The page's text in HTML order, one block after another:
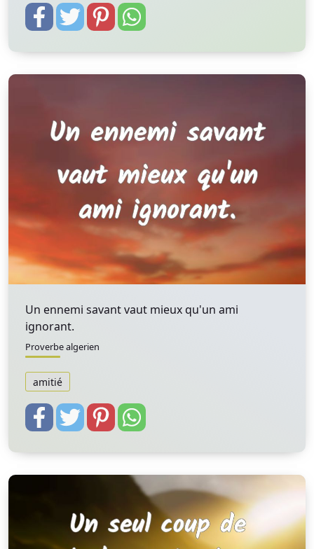
Un ennemi savant vaut mieux qu'un ami
ignorant.
Proverbe algerien
amitié